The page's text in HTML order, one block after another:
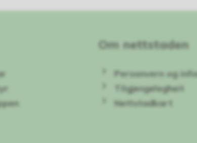
Om nettstaden
Personvern og
Tilgjengelegheit
Nettstadkart